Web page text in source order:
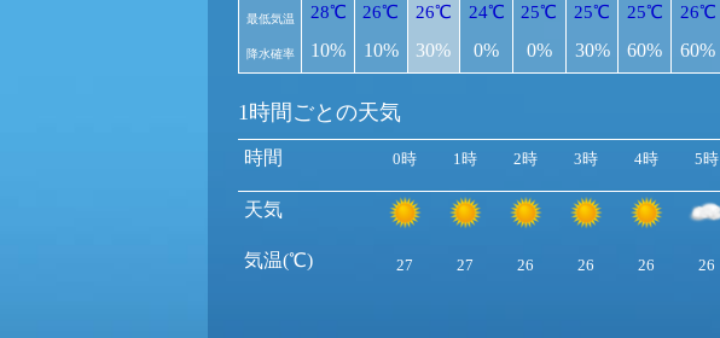
最低気温
降水確率
28℃
10%
26℃
10%
26℃
30%
24℃
0%
25℃
0%
25℃
30%
25℃
60%
26℃
60%
1時間ごとの天気
時間
天気
気温(℃)
0時 1時 2時 3時 4時 5時
27 27 26 26 26 26